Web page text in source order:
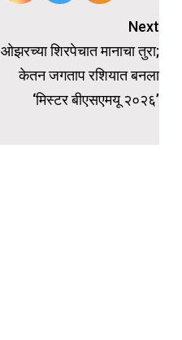
Next
ओझरच्या शिरपेचात मानाचा तुरा;
केतन जगताप रशियात बनला
‘मिस्टर बीएसएमयू २०२६’